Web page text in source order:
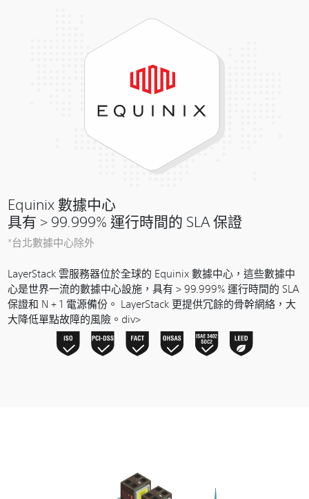
Equinix 數據中心
具有 > 99.999% 運行時間的 SLA 保證
*台北數據中心除外
LayerStack 雲服務器位於全球的 Equinix 數據中心，這些數據中
心是世界一流的數據中心設施，具有 > 99.999% 運行時間的 SLA
保證和 N + 1 電源備份。 LayerStack 更提供冗餘的骨幹網絡，大
大降低單點故障的風險。div>